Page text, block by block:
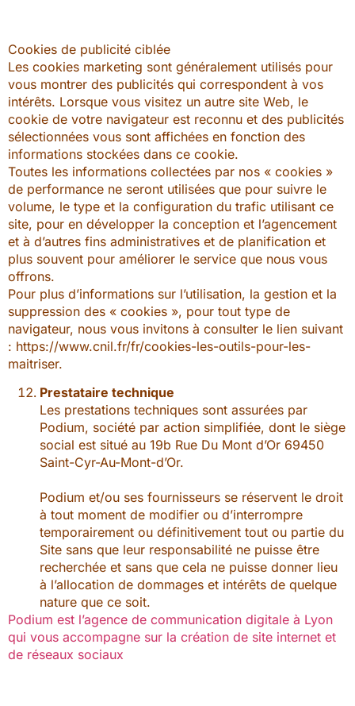
Cookies de publicité ciblée
Les cookies marketing sont généralement utilisés pour
vous montrer des publicités qui correspondent à vos
intérêts. Lorsque vous visitez un autre site Web, le
cookie de votre navigateur est reconnu et des publicités
sélectionnées vous sont affichées en fonction des
informations stockées dans ce cookie.
Toutes les informations collectées par nos « cookies »
de performance ne seront utilisées que pour suivre le
volume, le type et la configuration du trafic utilisant ce
site, pour en développer la conception et l’agencement
et à d’autres fins administratives et de planification et
plus souvent pour améliorer le service que nous vous
offrons.
Pour plus d’informations sur l’utilisation, la gestion et la
suppression des « cookies », pour tout type de
navigateur, nous vous invitons à consulter le lien suivant
: https://www.cnil.fr/fr/cookies-les-outils-pour-les-
maitriser.
Prestataire technique
Les prestations techniques sont assurées par
Podium, société par action simplifiée, dont le siège
social est situé au 19b Rue Du Mont d’Or 69450
Saint-Cyr-Au-Mont-d’Or.
Podium et/ou ses fournisseurs se réservent le droit
à tout moment de modifier ou d’interrompre
temporairement ou définitivement tout ou partie du
Site sans que leur responsabilité ne puisse être
recherchée et sans que cela ne puisse donner lieu
à l’allocation de dommages et intérêts de quelque
nature que ce soit.
Podium est l’agence de communication digitale à Lyon
qui vous accompagne sur la création de site internet et
de réseaux sociaux